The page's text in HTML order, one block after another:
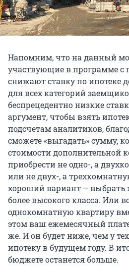
Напомним, что на данный
участвующие в программе с
снижают ставку по ипотеке
для всех категорий
беспрецедентно низкие
аргумент, чтобы взять
подсчетам аналитиков,
сможете «выгадать» сумму,
стоимости дополнительной
приобрести не одно-, а
или не двух-, а
хороший вариант – выбрать
более высокого класса. Или
однокомнатную квартиру
этом ваш ежемесячный
же. И он будет ниже, чем у
ипотеку в будущем году. В
бюджете останется больше.